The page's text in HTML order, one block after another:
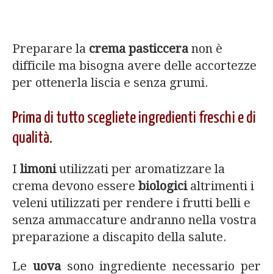
Preparare la crema pasticcera non è
difficile ma bisogna avere delle accortezze
per ottenerla liscia e senza grumi.
Prima di tutto scegliete ingredienti freschi e di
qualità.
I limoniutilizzati per aromatizzare la
crema devono essere biologicialtrimenti i
veleni utilizzati per rendere i frutti belli e
senza ammaccature andranno nella vostra
preparazione a discapito della salute.
Le uovasono ingrediente necessario per